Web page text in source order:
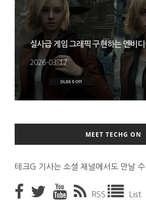
실사급 게임 그래픽 구현하는 엔비디
2026-03-17
MEET TECHG ON
테크G 기사는 소셜 채널에서도 만날 수
RSS List